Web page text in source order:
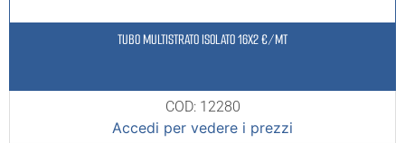
TUBO MULTISTRATO ISOLATO 16X2 €/MT
COD: 12280
Accedi per vedere i prezzi